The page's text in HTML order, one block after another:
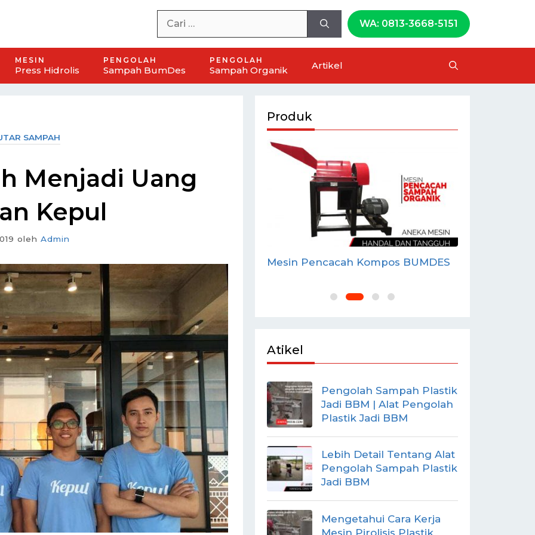
WA: 0813-3668-5151
MESIN
Press Hidrolis
PENGOLAH
Sampah BumDes
PENGOLAH
Sampah Organik Artikel
SAMPAH
Menjadi Uang
Kepul
oleh Admin
Produk
Mesin Pencacah Kompos BUMDES Mesin Granulator Kompos
Atikel
Pengolah Sampah Plastik
Jadi BBM | Alat Pengolah
Plastik Jadi BBM
Lebih Detail Tentang Alat
Pengolah Sampah Plastik
Jadi BBM
Mengetahui Cara Kerja
Mesin Pirolisis Plastik